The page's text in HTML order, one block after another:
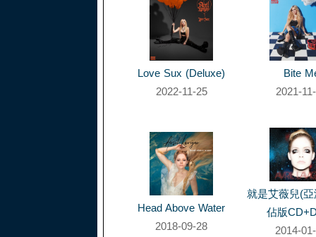
Love Sux (Deluxe)
2022-11-25
Bite
2021-
Head Above Water
2018-09-28
就是艾薇兒(
佔版
2014-